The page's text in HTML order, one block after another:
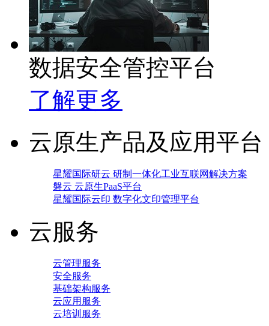
数据安全管控平台
了解更多
云原生产品及应用平台
星耀国际研云 研制一体化工业互联网解决方案
磐云 云原生PaaS平台
星耀国际云印 数字化文印管理平台
云服务
云管理服务
安全服务
基础架构服务
云应用服务
云培训服务